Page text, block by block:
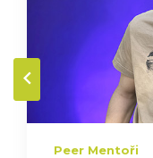
Peer Mentoři